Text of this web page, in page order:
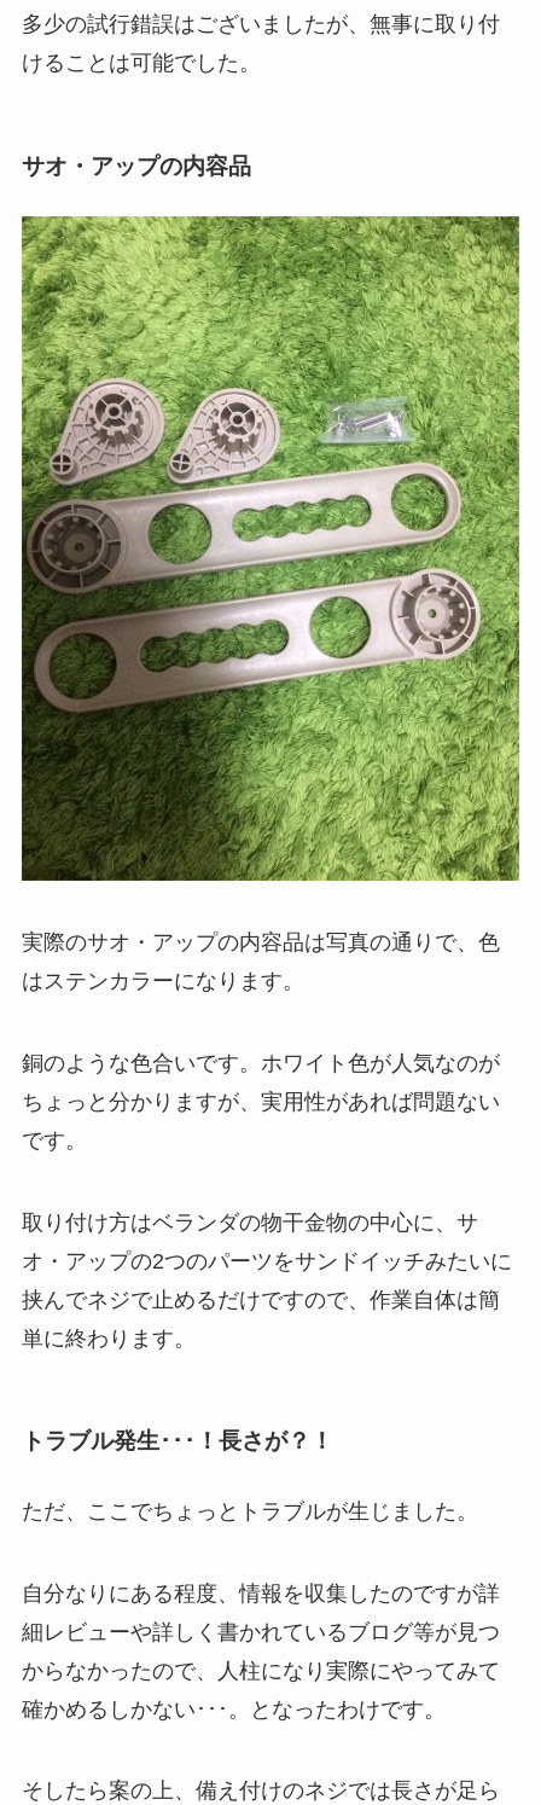
多少の試行錯誤はございましたが、無事に取り付
けることは可能でした。
サオ・アップの内容品
実際のサオ・アップの内容品は写真の通りで、色
はステンカラーになります。
銅のような色合いです。ホワイト色が人気なのが
ちょっと分かりますが、実用性があれば問題ない
です。
取り付け方はベランダの物干金物の中心に、サ
オ・アップの2つのパーツをサンドイッチみたいに
挟んでネジで止めるだけですので、作業自体は簡
単に終わります。
トラブル発生･･･！長さが？！
ただ、ここでちょっとトラブルが生じました。
自分なりにある程度、情報を収集したのですが詳
細レビューや詳しく書かれているブログ等が見つ
からなかったので、人柱になり実際にやってみて
確かめるしかない･･･。となったわけです。
そしたら案の上、備え付けのネジでは長さが足ら